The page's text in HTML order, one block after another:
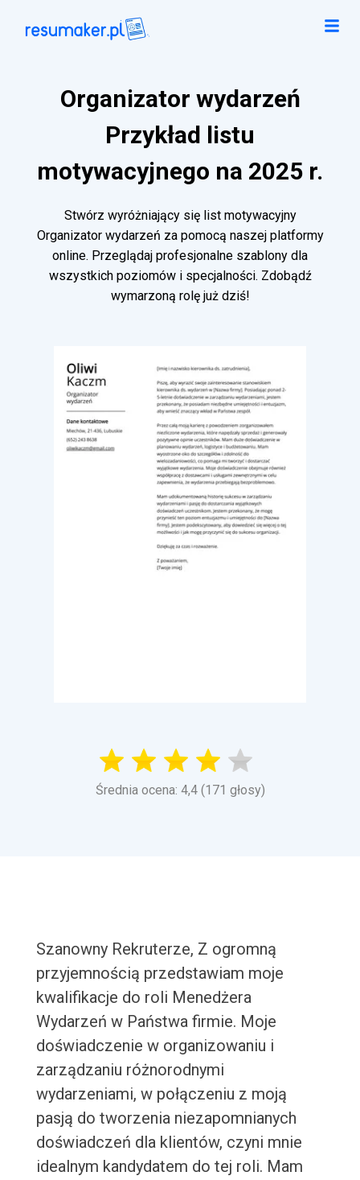
Organizator wydarzeń
Przykład listu
motywacyjnego na 2025 r.
Stwórz wyróżniający się list motywacyjny
Organizator wydarzeń za pomocą naszej platformy
online. Przeglądaj profesjonalne szablony dla
wszystkich poziomów i specjalności. Zdobądź
wymarzoną rolę już dziś!
Średnia ocena: 4,4 (171 głosy)
Szanowny Rekruterze, Z ogromną
przyjemnością przedstawiam moje
kwalifikacje do roli Menedżera
Wydarzeń w Państwa firmie. Moje
doświadczenie w organizowaniu i
zarządzaniu różnorodnymi
wydarzeniami, w połączeniu z moją
pasją do tworzenia niezapomnianych
doświadczeń dla klientów, czyni mnie
idealnym kandydatem do tej roli. Mam